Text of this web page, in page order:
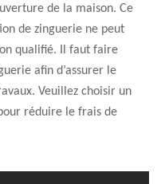
de la maison. Ce
de zinguerie ne peut
qualifié. Il faut faire
afin d’assurer le
Veuillez choisir un
réduire le frais de